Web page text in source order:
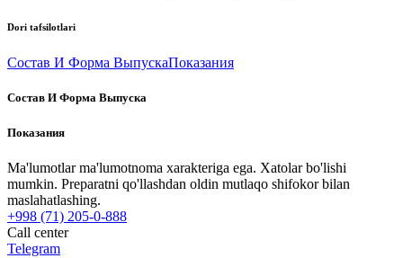
Dori tafsilotlari
Состав И Форма ВыпускаПоказания
Состав И Форма Выпуска
Показания
Ma'lumotlar ma'lumotnoma xarakteriga ega. Xatolar bo'lishi
mumkin. Preparatni qo'llashdan oldin mutlaqo shifokor bilan
maslahatlashing.
+998 (71) 205-0-888
Call center
Telegram